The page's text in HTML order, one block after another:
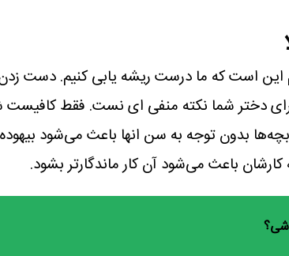
این است که ما درست ریشه یابی کنیم. دست
دختر شما نکته منفی ای نست. فقط
بدون توجه به سن انها باعث می‌شود
باعث می‌شود آن کار ماندگارتر بشود.